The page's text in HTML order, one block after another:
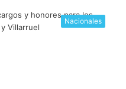
Nacionales